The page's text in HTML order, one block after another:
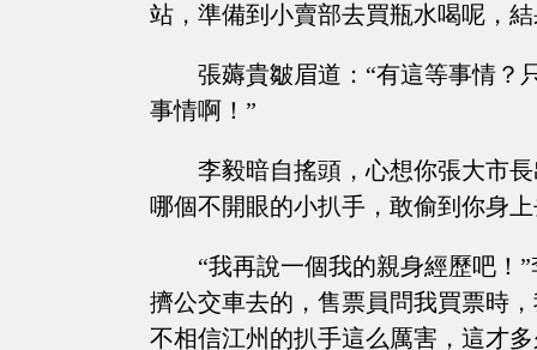
站，準備到小賣部去買瓶水喝呢，
張薅貴皺眉道：“有這等事情？
事情啊！”
李毅暗自搖頭，心想你張大市
哪個不開眼的小扒手，敢偷到你身
“我再說一個我的親身經歷吧！
擠公交車去的，售票員問我買票時
不相信江州的扒手這么厲害，這才